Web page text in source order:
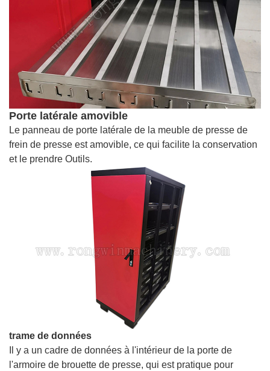
Porte latérale amovible
Le panneau de porte latérale de la meuble de presse de
frein de presse est amovible, ce qui facilite la conservation
et le prendre Outils.
trame de données
Il y a un cadre de données à l'intérieur de la porte de
l'armoire de brouette de presse, qui est pratique pour